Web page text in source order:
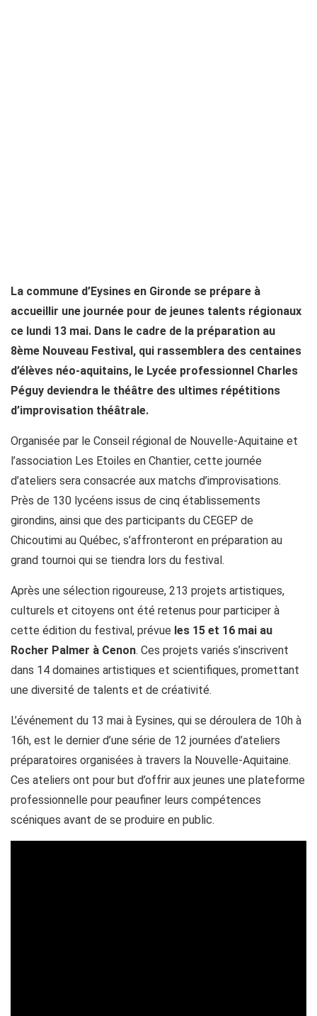
La commune d’Eysines en Gironde se prépare à
accueillir une journée pour de jeunes talents régionaux
ce lundi 13 mai. Dans le cadre de la préparation au
8ème Nouveau Festival, qui rassemblera des centaines
d’élèves néo-aquitains, le Lycée professionnel Charles
Péguy deviendra le théâtre des ultimes répétitions
d’improvisation théâtrale.
Organisée par le Conseil régional de Nouvelle-Aquitaine et
l’association Les Etoiles en Chantier, cette journée
d’ateliers sera consacrée aux matchs d’improvisations.
Près de 130 lycéens issus de cinq établissements
girondins, ainsi que des participants du CEGEP de
Chicoutimi au Québec, s’affronteront en préparation au
grand tournoi qui se tiendra lors du festival.
Après une sélection rigoureuse, 213 projets artistiques,
culturels et citoyens ont été retenus pour participer à
cette édition du festival, prévue les 15 et 16 mai au
Rocher Palmer à Cenon. Ces projets variés s’inscrivent
dans 14 domaines artistiques et scientifiques, promettant
une diversité de talents et de créativité.
L’événement du 13 mai à Eysines, qui se déroulera de 10h à
16h, est le dernier d’une série de 12 journées d’ateliers
préparatoires organisées à travers la Nouvelle-Aquitaine.
Ces ateliers ont pour but d’offrir aux jeunes une plateforme
professionnelle pour peaufiner leurs compétences
scéniques avant de se produire en public.